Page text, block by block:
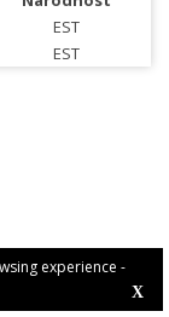
experience -
X
EST
EST